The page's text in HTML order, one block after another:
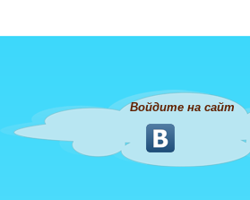
Войдите на сайт